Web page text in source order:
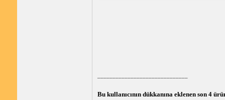
Bu kullanıcının dükkanına eklenen son 4